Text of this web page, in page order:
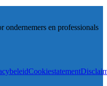
en professionals
Cookiestatement